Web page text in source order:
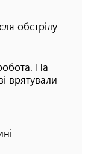
обстрілу
На
врятували